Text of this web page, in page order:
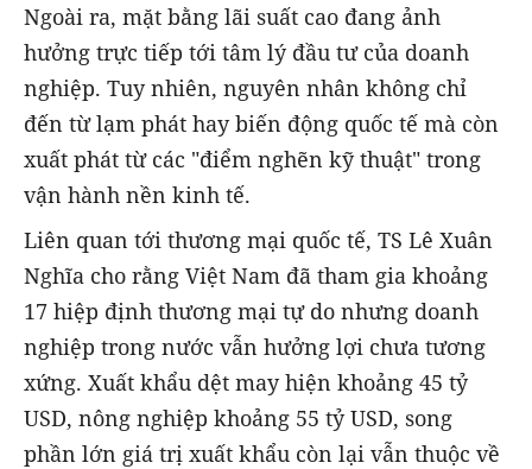
Ngoài ra, mặt bằng lãi suất cao đang ảnh
hưởng trực tiếp tới tâm lý đầu tư của doanh
nghiệp. Tuy nhiên, nguyên nhân không chỉ
đến từ lạm phát hay biến động quốc tế mà còn
xuất phát từ các "điểm nghẽn kỹ thuật" trong
vận hành nền kinh tế.
Liên quan tới thương mại quốc tế, TS Lê Xuân
Nghĩa cho rằng Việt Nam đã tham gia khoảng
17 hiệp định thương mại tự do nhưng doanh
nghiệp trong nước vẫn hưởng lợi chưa tương
xứng. Xuất khẩu dệt may hiện khoảng 45 tỷ
USD, nông nghiệp khoảng 55 tỷ USD, song
phần lớn giá trị xuất khẩu còn lại vẫn thuộc về